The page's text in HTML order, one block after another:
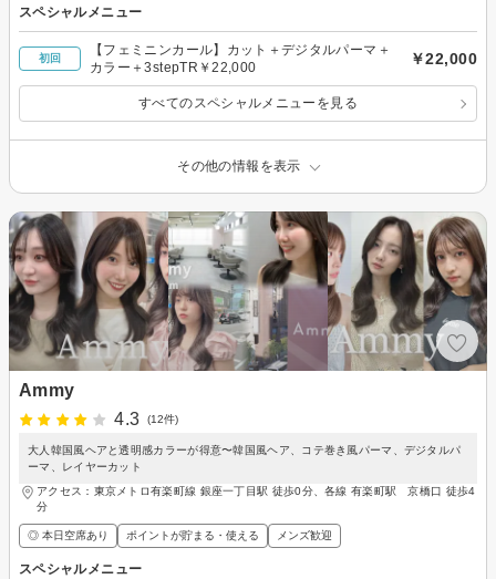
スペシャルメニュー
初回
【フェミニンカール】カット＋デジタルパーマ＋
カラー＋3stepTR￥22,000
￥22,000
すべてのスペシャルメニューを見る
その他の情報を表示
Ammy
4.3
(12件)
大人韓国風ヘアと透明感カラーが得意〜韓国風ヘア、コテ巻き風パーマ、デジタルパ
ーマ、レイヤーカット
アクセス：東京メトロ有楽町線 銀座一丁目駅 徒歩0分、各線 有楽町駅 京橋口 徒歩4
分
◎ 本日空席あり ポイントが貯まる・使える メンズ歓迎
スペシャルメニュー